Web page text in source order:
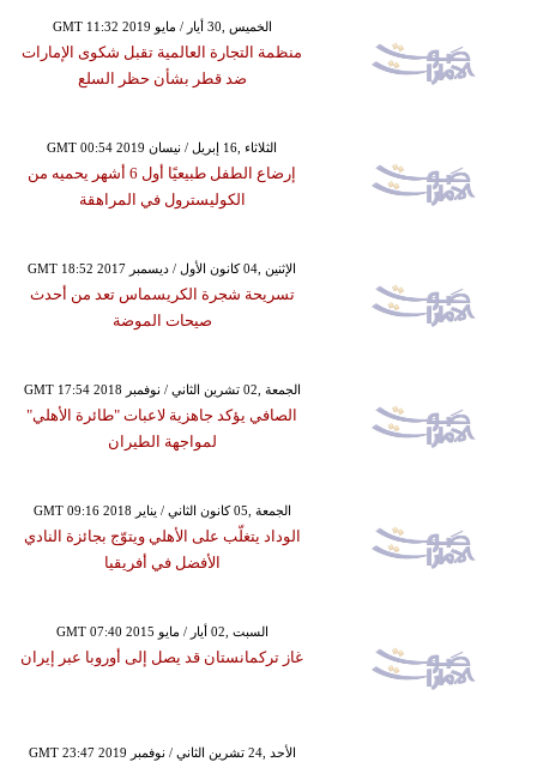
GMT 11:32 2019 الخميس ,30 أيار / مايو
منظمة التجارة العالمية تقبل شكوى الإمارات
ضد قطر بشأن حظر السلع
GMT 00:54 2019 الثلاثاء ,16 إبريل / نيسان
إرضاع الطفل طبيعيًا أول 6 أشهر يحميه من
الكوليسترول في المراهقة
GMT 18:52 2017 الإثنين ,04 كانون الأول / ديسمبر
تسريحة شجرة الكريسماس تعد من أحدث
صيحات الموضة
GMT 17:54 2018 الجمعة ,02 تشرين الثاني / نوفمبر
الصافي يؤكد جاهزية لاعبات "طائرة الأهلي"
لمواجهة الطيران
GMT 09:16 2018 الجمعة ,05 كانون الثاني / يناير
الوداد يتغلّب على الأهلي ويتوّج بجائزة النادي
الأفضل في أفريقيا
GMT 07:40 2015 السبت ,02 أيار / مايو
غاز تركمانستان قد يصل إلى أوروبا عبر إيران
GMT 23:47 2019 الأحد ,24 تشرين الثاني / نوفمبر